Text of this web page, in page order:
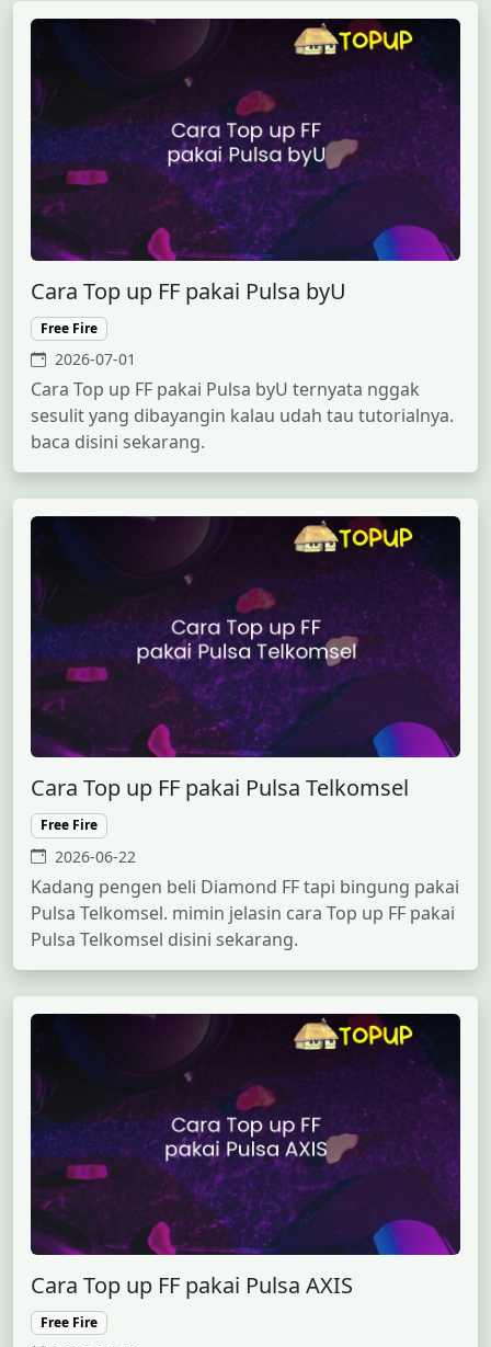
Cara Top up FF pakai Pulsa byU
Free Fire
2026-07-01
Cara Top up FF pakai Pulsa byU ternyata nggak
sesulit yang dibayangin kalau udah tau tutorialnya.
baca disini sekarang.
Cara Top up FF pakai Pulsa Telkomsel
Free Fire
2026-06-22
Kadang pengen beli Diamond FF tapi bingung pakai
Pulsa Telkomsel. mimin jelasin cara Top up FF pakai
Pulsa Telkomsel disini sekarang.
Cara Top up FF pakai Pulsa AXIS
Free Fire